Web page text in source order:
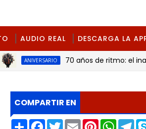
AUDIO REAL DESCARGA LA
ANIVERSARIO 70 años de ritmo: el
COMPARTIR EN
S
F
T
E
P
W
T